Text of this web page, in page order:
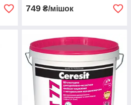
749 ₴/мішок